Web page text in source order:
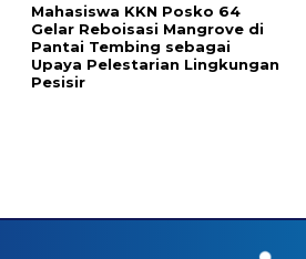
Mahasiswa KKN Posko 64
Gelar Reboisasi Mangrove di
Pantai Tembing sebagai
Upaya Pelestarian Lingkungan
Pesisir